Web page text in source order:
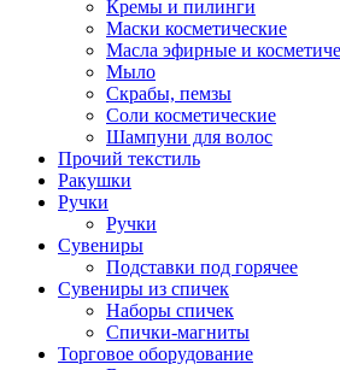
Кремы и пилинги
Маски косметические
Масла эфирные и
Мыло
Скрабы, пемзы
Соли косметические
Шампуни для волос
Прочий текстиль
Ракушки
Ручки
Ручки
Сувениры
Подставки под горячее
Сувениры из спичек
Наборы спичек
Спички-магниты
Торговое оборудование